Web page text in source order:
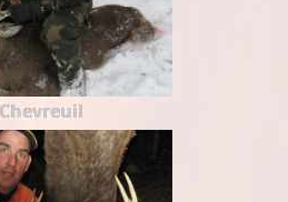
Chevreuil